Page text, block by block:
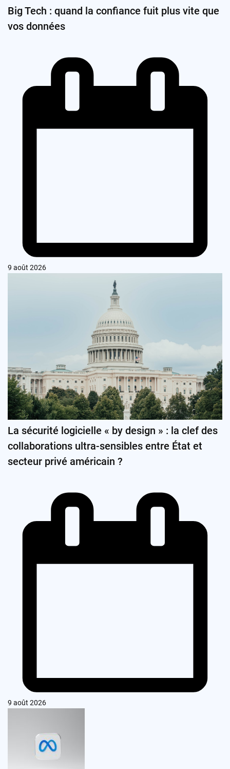
Big Tech : quand la confiance fuit plus vite que
vos données
9 août 2026
La sécurité logicielle « by design » : la clef des
collaborations ultra-sensibles entre État et
secteur privé américain ?
9 août 2026